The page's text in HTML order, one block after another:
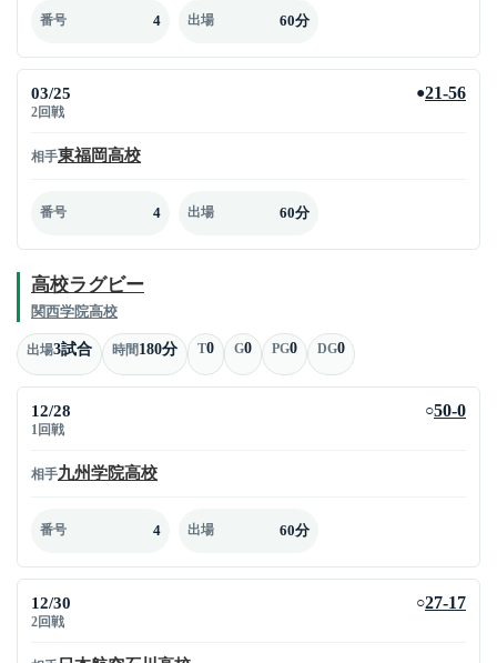
番号 4 出場 60分
03/25
2回戦
●21-56
相手東福岡高校
番号 4 出場 60分
高校ラグビー
関西学院高校
出場3試合 時間180分 T0 G0 PG0 DG0
12/28
1回戦
○50-0
相手九州学院高校
番号 4 出場 60分
12/30
2回戦
○27-17